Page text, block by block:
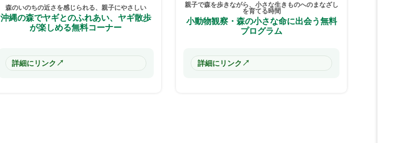
森のいのちの近さを感じられる、親子にやさしい
沖縄の森でヤギとのふれあい、ヤギ散歩
が楽しめる無料コーナー
詳細にリンク ↗
親子で森を歩きながら、小さな生きものへのまなざし
を育てる時間
小動物観察・森の小さな命に出会う無料
プログラム
詳細にリンク ↗